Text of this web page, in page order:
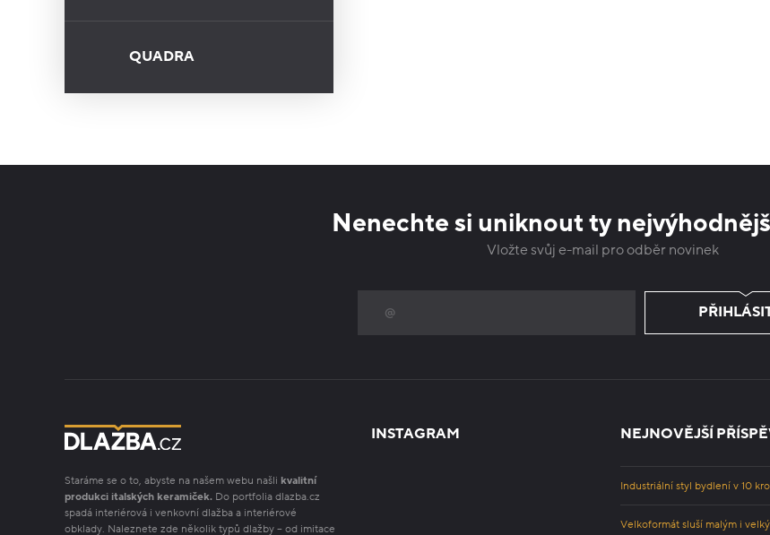
QUADRA
Nenechte si uniknout ty
Vložte svůj e-mail pro odběr novinek
Staráme se o to, abyste na našem webu našli kvalitní
produkci italských keramiček. Do portfolia dlazba.cz
spadá interiérová i venkovní dlažba a interiérové
obklady. Naleznete zde několik typů dlažby – od imitace
INSTAGRAM NEJNOVĚJŠÍ
Industriální styl bydlení v 10
Velkoformát sluší malým i